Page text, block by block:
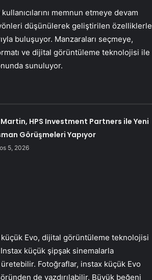
memnun etmeye devam
düşünülerek geliştirilen özelliklerle
buluşuyor. Manzaraları seçmeye,
ve dijital görüntüleme teknolojisi ile
sunuluyor.
HPS Investment Partners ile Yeni
Görüşmeleri Yapıyor
5, 2026
küçük Evo, dijital görüntüleme teknolojisi
küçük şipşak sinemalarla
Fotoğraflar, instax küçük Evo
de yazdırılabilir. Büyük beğeni